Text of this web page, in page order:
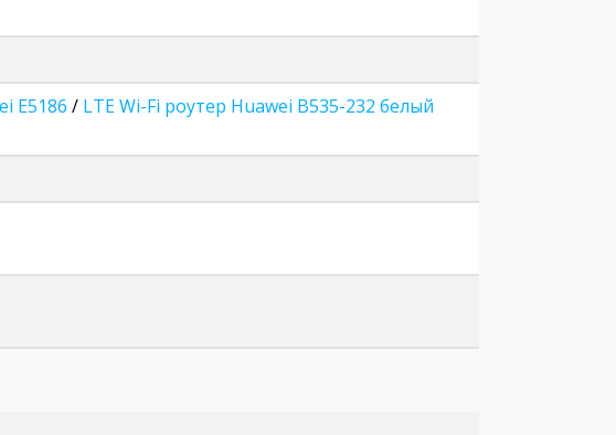
E5186 / LTE Wi-Fi роутер Huawei B535-232 белый